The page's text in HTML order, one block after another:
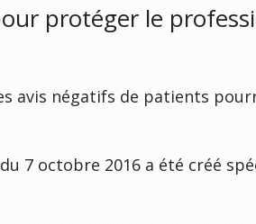
protéger le
avis négatifs de patients
7 octobre 2016 a été créé